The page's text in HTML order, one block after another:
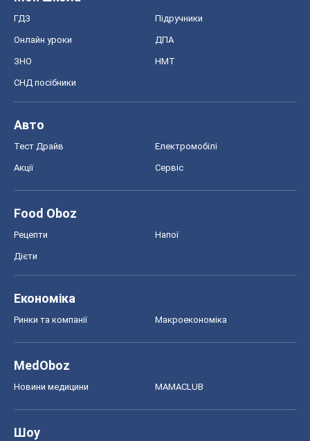
ГДЗ Підручники
Онлайн уроки ДПА
ЗНО НМТ
СНД посібники
Авто
Тест Драйв Електромобілі
Акції Сервіс
Food Oboz
Рецепти Напої
Дієти
Економіка
Ринки та компанії Макроекономіка
MedOboz
Новини медицини MAMACLUB
Шоу